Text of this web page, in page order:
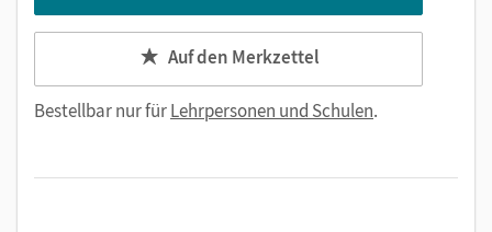
Auf den Merkzettel
Bestellbar nur fürLehrpersonen und Schulen.